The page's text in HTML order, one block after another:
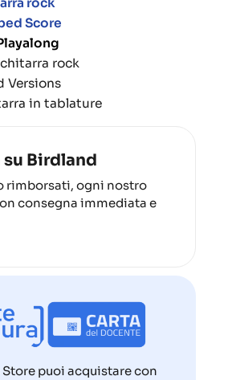
Score
rock
Versions
in tablature
Birdland
rimborsati, ogni nostro
consegna immediata e
Store puoi acquistare con